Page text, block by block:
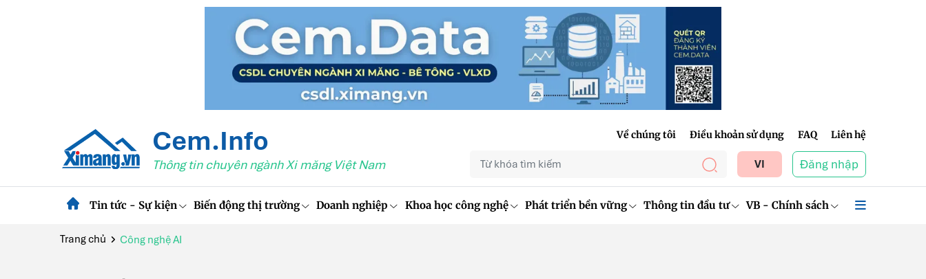
Cem.Info
Thông tin chuyên ngành Xi măng Việt Nam
Về chúng tôi Điều khoản sử dụng FAQ Liên hệ
VI Đăng nhập
Tin tức - Sự kiện Biến động thị trường Doanh nghiệp Khoa học công nghệ Phát triển bền vững Thông tin đầu tư VB - Chính sách
Trang chủ Công nghệ AI